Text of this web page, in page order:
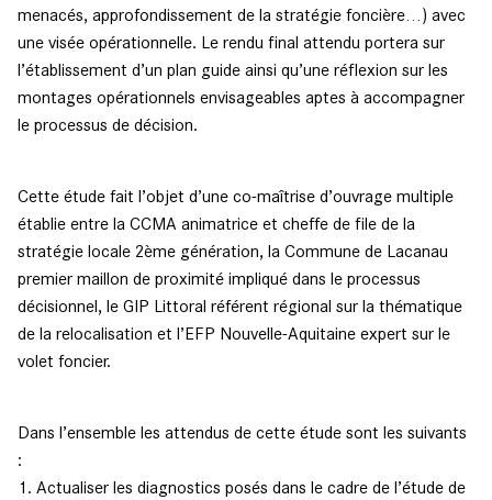
menacés, approfondissement de la stratégie foncière…) avec
une visée opérationnelle. Le rendu final attendu portera sur
l’établissement d’un plan guide ainsi qu’une réflexion sur les
montages opérationnels envisageables aptes à accompagner
le processus de décision.
Cette étude fait l’objet d’une co-maîtrise d’ouvrage multiple
établie entre la CCMA animatrice et cheffe de file de la
stratégie locale 2ème génération, la Commune de Lacanau
premier maillon de proximité impliqué dans le processus
décisionnel, le GIP Littoral référent régional sur la thématique
de la relocalisation et l’EFP Nouvelle-Aquitaine expert sur le
volet foncier.
Dans l’ensemble les attendus de cette étude sont les suivants
:
1. Actualiser les diagnostics posés dans le cadre de l’étude de